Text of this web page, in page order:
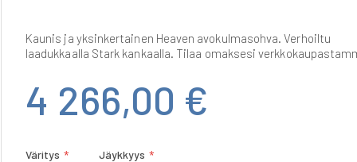
Kaunis ja yksinkertainen Heaven avokulmasohva. Verhoiltu
laadukkaalla Stark kankaalla. Tilaa omaksesi
4 266,00 €
Väritys Jäykkyys